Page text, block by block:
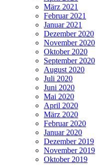
März 2021
Februar 2021
Januar 2021
Dezember 2020
November 2020
Oktober 2020
September 2020
August 2020
Juli 2020
Juni 2020
Mai 2020
April 2020
März 2020
Februar 2020
Januar 2020
Dezember 2019
November 2019
Oktober 2019